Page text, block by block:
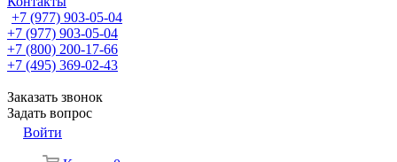
+7 (977) 903-05-04
+7 (977) 903-05-04
+7 (800) 200-17-66
+7 (495) 369-02-43
Заказать звонок
Задать вопрос
Войти